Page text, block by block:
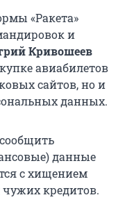
«Ракета»
и
Кривошеев
авиабилетов
сайтов, но и
данных.
данные
с хищением
кредитов.